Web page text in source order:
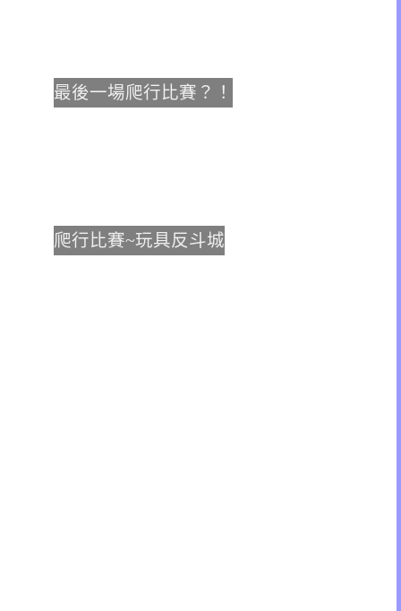
最後一場爬行比賽？！
爬行比賽~玩具反斗城